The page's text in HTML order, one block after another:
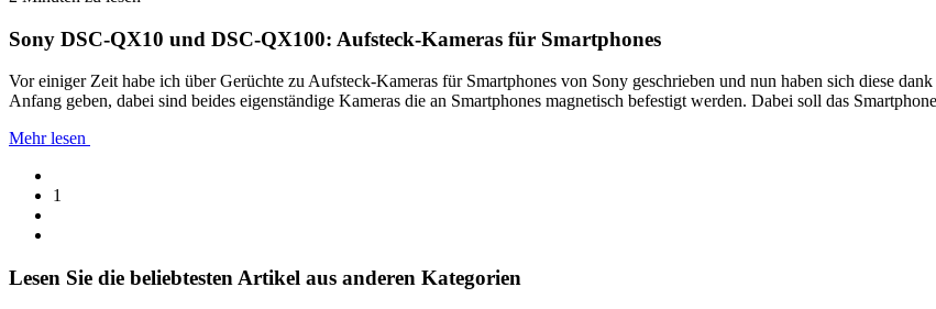
Sony DSC-QX10 und DSC-QX100: Aufsteck-Kameras für Smartphones
Vor einiger Zeit habe ich über Gerüchte zu Aufsteck-Kameras für Smartphones von Sony geschrieben und nun haben sich diese
Anfang geben, dabei sind beides eigenständige Kameras die an Smartphones magnetisch befestigt werden. Dabei soll das
Mehr lesen
1
Lesen Sie die beliebtesten Artikel aus anderen Kategorien